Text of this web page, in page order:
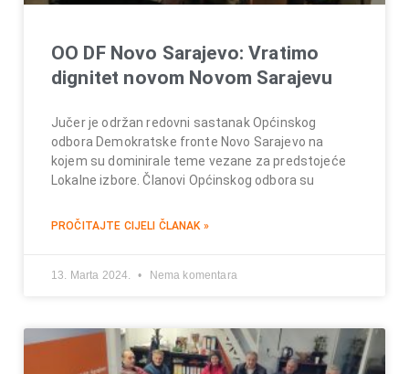
OO DF Novo Sarajevo: Vratimo
dignitet novom Novom Sarajevu
Jučer je održan redovni sastanak Općinskog
odbora Demokratske fronte Novo Sarajevo na
kojem su dominirale teme vezane za predstojeće
Lokalne izbore. Članovi Općinskog odbora su
PROČITAJTE CIJELI ČLANAK »
13. Marta 2024. Nema komentara